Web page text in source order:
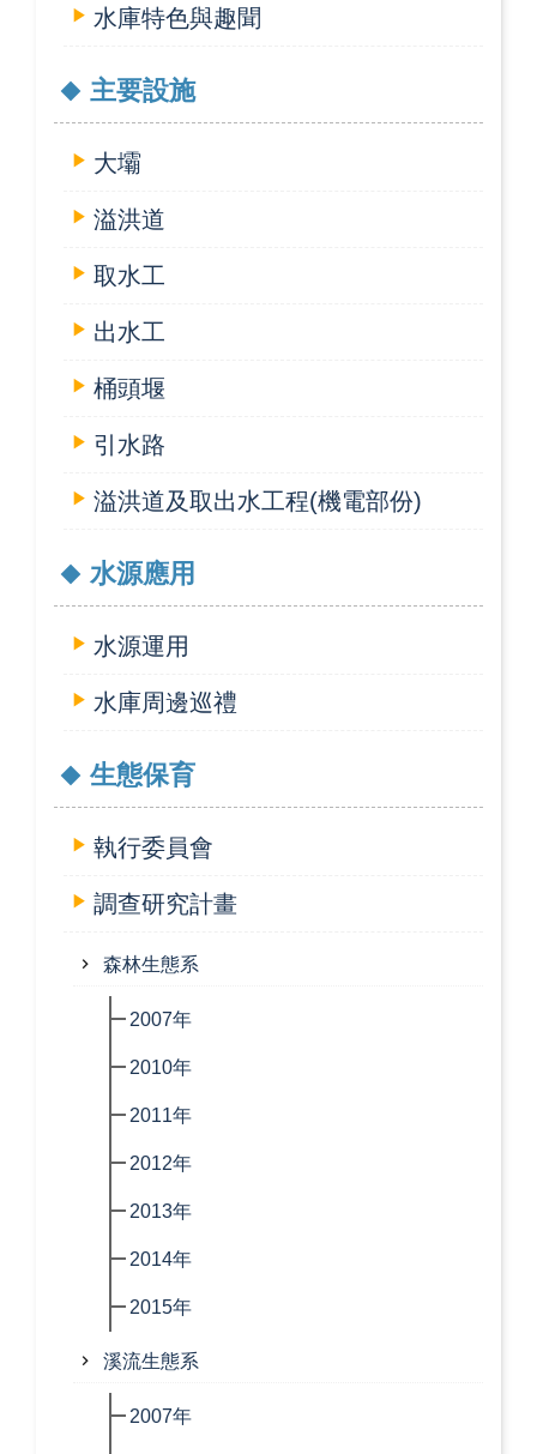
水庫特色與趣聞
主要設施
大壩
溢洪道
取水工
出水工
桶頭堰
引水路
溢洪道及取出水工程(機電部份)
水源應用
水源運用
水庫周邊巡禮
生態保育
執行委員會
調查研究計畫
森林生態系
2007年
2010年
2011年
2012年
2013年
2014年
2015年
溪流生態系
2007年